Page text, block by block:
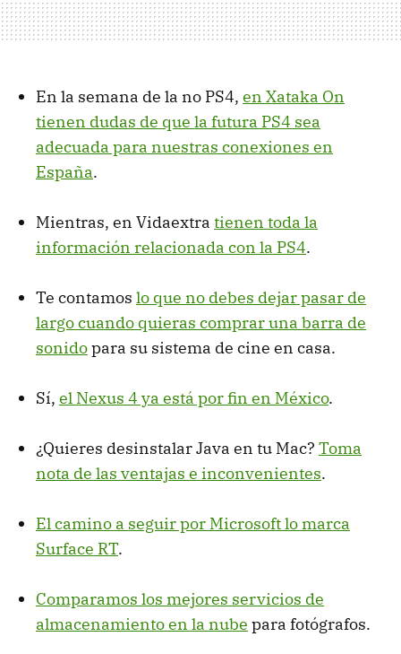
En la semana de la no PS4, en Xataka On
tienen dudas de que la futura PS4 sea
adecuada para nuestras conexiones en
España.
Mientras, en Vidaextra tienen toda la
información relacionada con la PS4.
Te contamos lo que no debes dejar pasar de
largo cuando quieras comprar una barra de
sonidopara su sistema de cine en casa.
Sí, el Nexus 4 ya está por fin en México.
¿Quieres desinstalar Java en tu Mac? Toma
nota de las ventajas e inconvenientes.
El camino a seguir por Microsoft lo marca
Surface RT.
Comparamos los mejores servicios de
almacenamiento en la nube para fotógrafos.